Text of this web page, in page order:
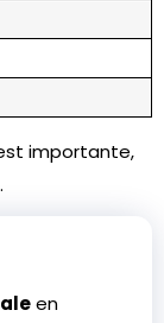
importante,
en